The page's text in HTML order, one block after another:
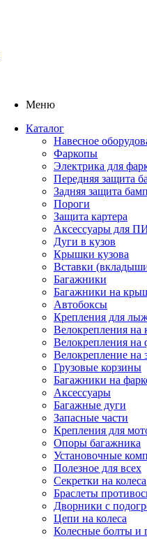
Меню
Каталог
Навесное
Фаркопы
Электрика для
Передняя защита
Задняя защита
Пороги
Защита картера
Аксессуары для
Дуги в кузов
Крышки кузова
Вставки
Багажники
Багажники на
Автобоксы
Крепления для
Велокрепления
Велокрепления на
Велокрепление на
Грузовые корзины
Багажники на
Аксессуары
Багажные дуги
Запасные части
Крепления для
Опоры багажника
Установочные
Полезное для всех
Секретки на колеса
Браслеты
Дворники с
Цепи на колеса
Колесные болты и